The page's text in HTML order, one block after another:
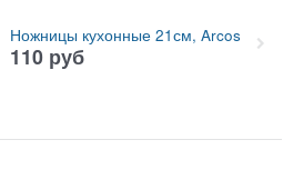
Ножницы кухонные 21см, Arcos
110 руб